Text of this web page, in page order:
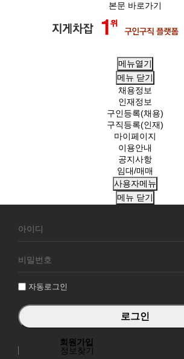
본문 바로가기
메뉴열기
메뉴 닫기
채용정보
인재정보
구인등록(채용)
구직등록(인재)
마이페이지
이용안내
공지사항
임대/매매
사용자메뉴
메뉴 닫기
원
그
자동로그인
회원가입
정보찾기